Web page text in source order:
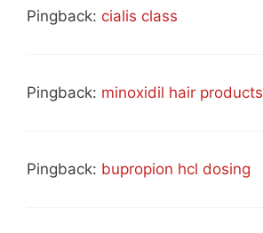
Pingback: cialis class
Pingback: minoxidil hair products
Pingback: bupropion hcl dosing